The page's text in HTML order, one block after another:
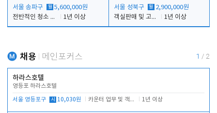
서울 송파구 월 5,600,000원
전반적인 청소 업무(객실청소.객실정리)
1년 이상
서울 성북구 월 2,900,000원
객실판매 및 고객응대
1년 이상
채용 메인포커스 1 / 2
하라스호텔
영등포 하라스호텔
서울 영등포구 시 10,030원 카운터 업무 및 객실관리(청소상태 확인, 객실판매) 1년 이상